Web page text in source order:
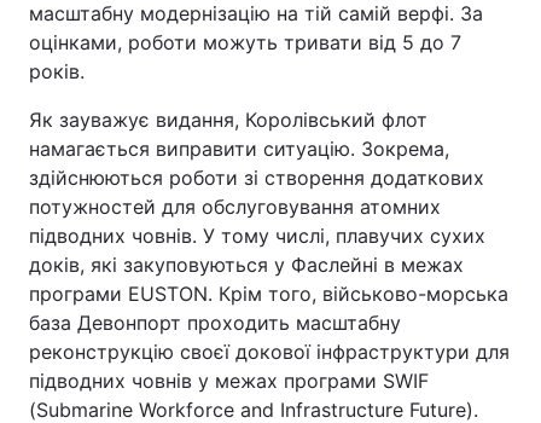
масштабну модернізацію на тій самій верфі. За
оцінками, роботи можуть тривати від 5 до 7
років.
Як зауважує видання, Королівський флот
намагається виправити ситуацію. Зокрема,
здійснюються роботи зі створення додаткових
потужностей для обслуговування атомних
підводних човнів. У тому числі, плавучих сухих
доків, які закуповуються у Фаслейні в межах
програми EUSTON. Крім того, військово-морська
база Девонпорт проходить масштабну
реконструкцію своєї докової інфраструктури для
підводних човнів у межах програми SWIF
(Submarine Workforce and Infrastructure Future).